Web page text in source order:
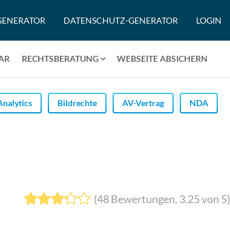
DATENSCHUTZ-GENERATOR LOGIN
RECHTSBERATUNG WEBSEITE ABSICHERN
Bildrechte AV-Vertrag NDA
(48Bewertungen, 3.25von 5)